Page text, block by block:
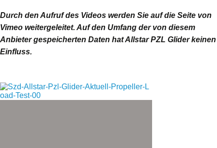
Durch den Aufruf des Videos werden Sie auf die Seite von
Vimeo weitergeleitet. Auf den Umfang der von diesem
Anbieter gespeicherten Daten hat Allstar PZL Glider keinen
Einfluss.